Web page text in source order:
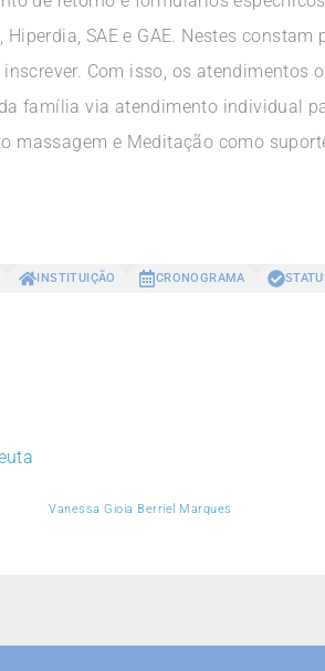
SAE e GAE. Nestes
Com isso, os atendimentos
família via atendimento individual
massagem e Meditação como
INSTITUIÇÃO CRONOGRAMA
Vanessa Gioia Berriel Marques